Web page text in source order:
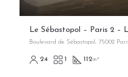
Boulevard de Sébastopol, 75002
24 1 112m²